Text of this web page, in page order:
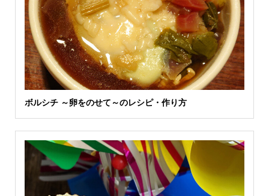
ボルシチ ～卵をのせて～のレシピ・作り方